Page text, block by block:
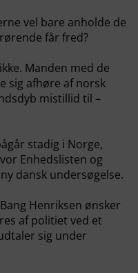
vel bare anholde de
får fred?
Manden med de
sig afhøre af norsk
mistillid til –
stadig i Norge,
Enhedslisten og
dansk undersøgelse.
Henriksen ønsker
af politiet ved et
sig under